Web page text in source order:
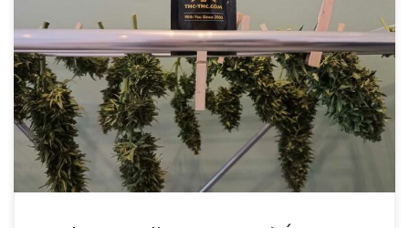
Suszenie ściętych roślin konopi to kwestia, która interesuje
naprawdę dużą […]